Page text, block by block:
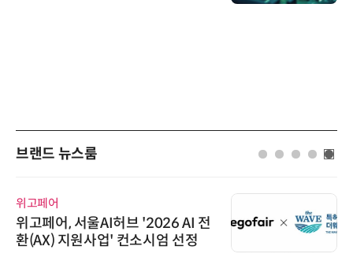
브랜드 뉴스룸
위고페어
위고페어, 서울AI허브 '2026 AI 전
환(AX) 지원사업' 컨소시엄 선정